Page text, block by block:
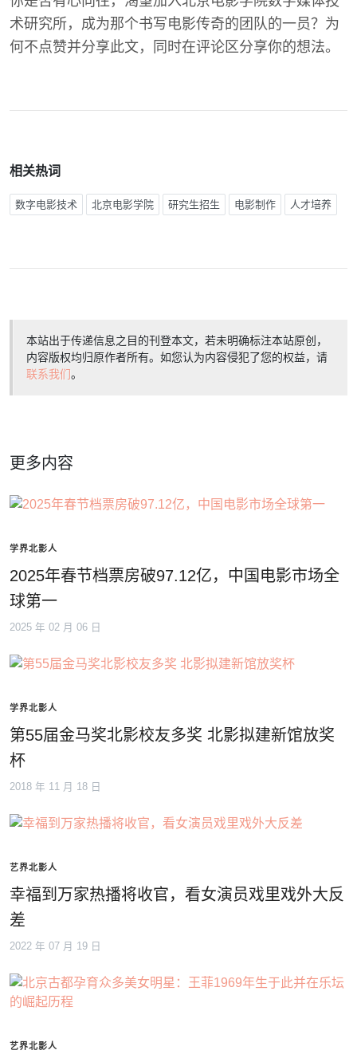
术研究所，成为那个书写电影传奇的团队的一员？为
何不点赞并分享此文，同时在评论区分享你的想法。
相关热词
数字电影技术 北京电影学院 研究生招生 电影制作 人才培养
本站出于传递信息之目的刊登本文，若未明确标注本站原创，
内容版权均归原作者所有。如您认为内容侵犯了您的权益，请
联系我们。
更多内容
学界北影人
2025年春节档票房破97.12亿，中国电影市场全
球第一
2025 年 02 月 06 日
学界北影人
第55届金马奖北影校友多奖 北影拟建新馆放奖
杯
2018 年 11 月 18 日
艺界北影人
幸福到万家热播将收官，看女演员戏里戏外大反
差
2022 年 07 月 19 日
艺界北影人